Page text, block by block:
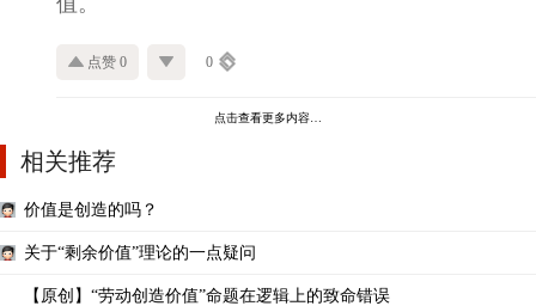
点赞 0 0
点击查看更多内容…
相关推荐
价值是创造的吗？
关于“剩余价值”理论的一点疑问
【原创】“劳动创造价值”命题在逻辑上的致命错误